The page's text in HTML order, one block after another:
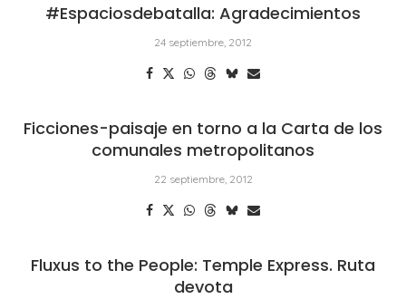
#Espaciosdebatalla: Agradecimientos
24 septiembre, 2012
Ficciones-paisaje en torno a la Carta de los
comunales metropolitanos
22 septiembre, 2012
Fluxus to the People: Temple Express. Ruta
devota